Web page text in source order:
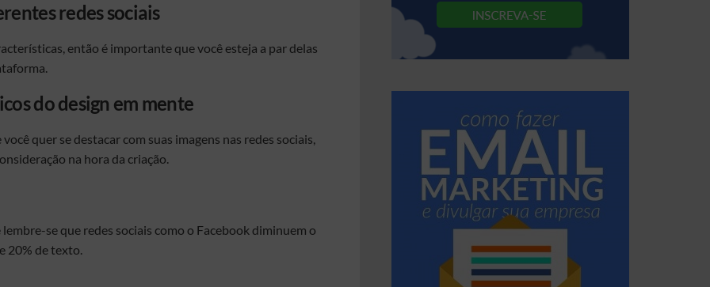
redes sociais
então é importante que você esteja a par delas
do design em mente
quer se destacar com suas imagens nas redes sociais,
na hora da criação.
se que redes sociais como o Facebook diminuem o
20% de texto.